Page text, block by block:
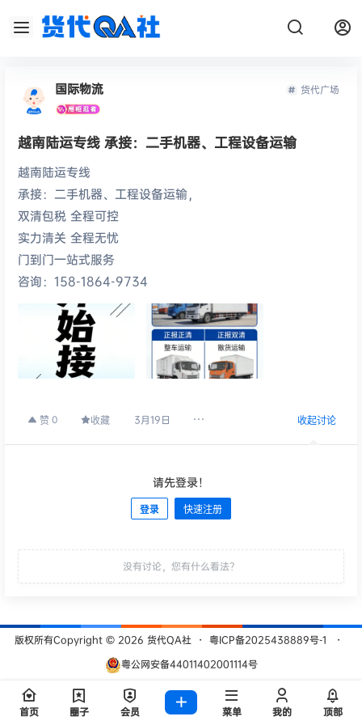
国际物流 货代广场
越南陆运专线 承接：二手机器、工程设备运输
越南陆运专线
承接：二手机器、工程设备运输，
双清包税 全程可控
实力清关 全程无忧
门到门一站式服务
​咨询：158-1864-9734
赞 0 收藏 3月19日 收起讨论
请先登录！
登录 快速注册
没有讨论，您有什么看法？
版权所有Copyright © 2026 货代QA社 ・ 粤ICP备2025438889号-1
・
粤公网安备44011402001114号
查询 209 次，耗时 0.4841 秒
首页
圈子 会员 菜单 我的 顶部